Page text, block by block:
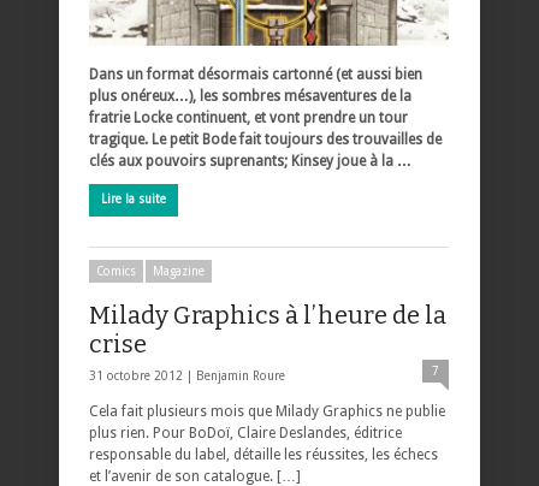
Dans un format désormais cartonné (et aussi bien
plus onéreux…), les sombres mésaventures de la
fratrie Locke continuent, et vont prendre un tour
tragique. Le petit Bode fait toujours des trouvailles de
clés aux pouvoirs suprenants; Kinsey joue à la …
Lire la suite
Comics Magazine
Milady Graphics à l’heure de la
crise
31 octobre 2012 | Benjamin Roure 7
Cela fait plusieurs mois que Milady Graphics ne publie
plus rien. Pour BoDoï, Claire Deslandes, éditrice
responsable du label, détaille les réussites, les échecs
et l’avenir de son catalogue. […]